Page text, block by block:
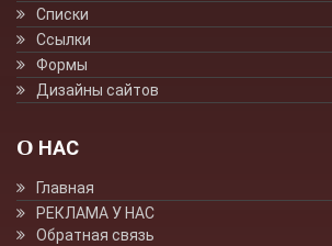
Списки
Ссылки
Формы
Дизайны сайтов
О НАС
Главная
РЕКЛАМА У НАС
Обратная связь